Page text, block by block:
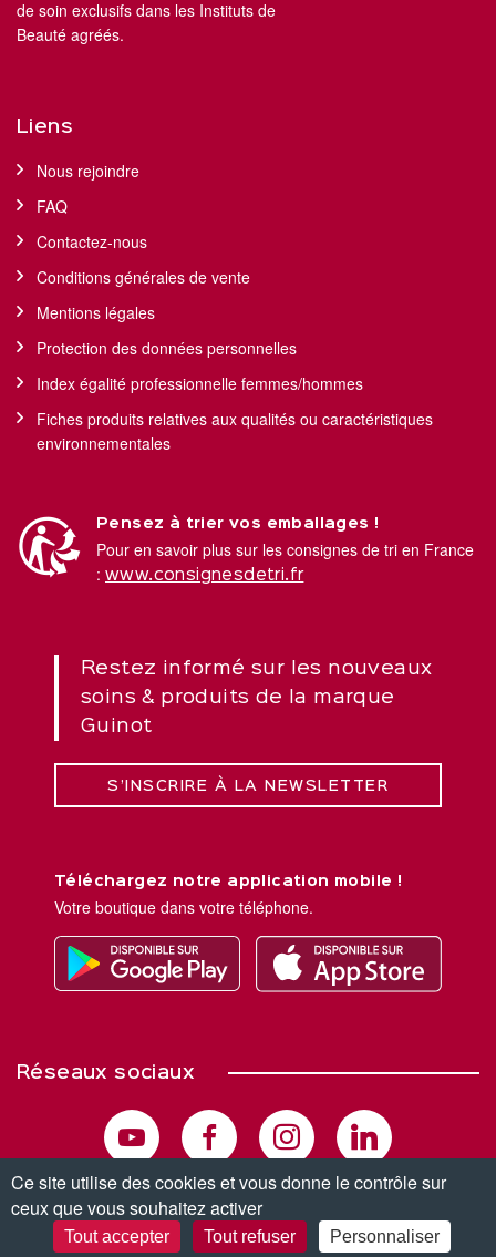
de soin exclusifs dans les Instituts de
Beauté agréés.
Liens
Nous rejoindre
FAQ
Contactez-nous
Conditions générales de vente
Mentions légales
Protection des données personnelles
Index égalité professionnelle femmes/hommes
Fiches produits relatives aux qualités ou caractéristiques
environnementales
Pensez à trier vos emballages !
Pour en savoir plus sur les consignes de tri en France
: www.consignesdetri.fr
Restez informé sur les nouveaux
soins & produits de la marque
Guinot
S’INSCRIRE À LA NEWSLETTER
Téléchargez notre application mobile !
Votre boutique dans votre téléphone.
Réseaux sociaux
© Copyright 2026. Tous droits réservés.
Ce site utilise des cookies et vous donne le contrôle sur
ceux que vous souhaitez activer
Tout accepter Tout refuser Personnaliser